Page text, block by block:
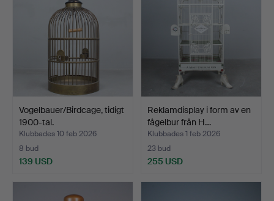
Vogelbauer/Birdcage, tidigt
1900-tal.
Klubbades 10 feb 2026
8 bud
139 USD
Reklamdisplay i form av en
fågelbur från H…
Klubbades 1 feb 2026
23 bud
255 USD